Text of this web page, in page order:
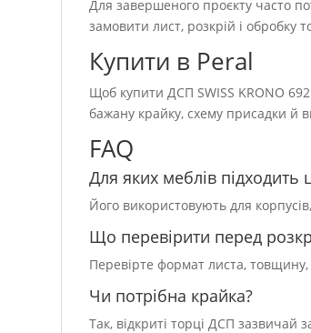
Для завершеного проєкту часто
замовити лист, розкрій і обробку
Купити в Peral
Щоб купити ДСП SWISS KRONO
бажану крайку, схему присадки й
FAQ
Для яких меблів підходить
Його використовують для
Що перевірити перед
Перевірте формат листа, товщину,
Чи потрібна крайка?
Так, відкриті торці ДСП